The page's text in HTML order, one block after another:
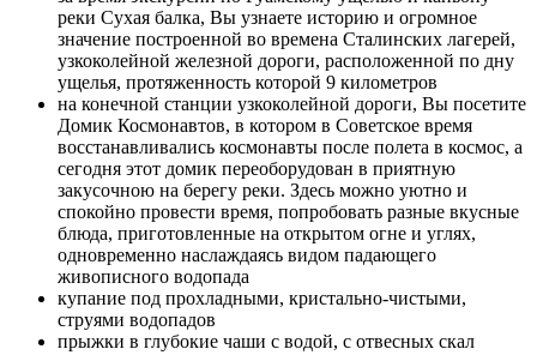
реки Сухая балка, Вы узнаете историю и огромное
значение построенной во времена Сталинских лагерей,
узкоколейной железной дороги, расположенной по дну
ущелья, протяженность которой 9 километров
на конечной станции узкоколейной дороги, Вы посетите
Домик Космонавтов, в котором в Советское время
восстанавливались космонавты после полета в космос, а
сегодня этот домик переоборудован в приятную
закусочною на берегу реки. Здесь можно уютно и
спокойно провести время, попробовать разные вкусные
блюда, приготовленные на открытом огне и углях,
одновременно наслаждаясь видом падающего
живописного водопада
купание под прохладными, кристально-чистыми,
струями водопадов
прыжки в глубокие чаши с водой, с отвесных скал